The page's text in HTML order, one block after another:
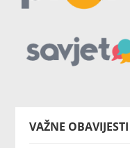
VAŽNE OBAVIJESTI